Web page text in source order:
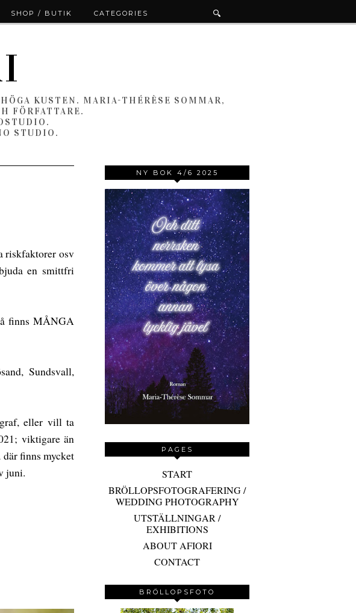
KUSTEN. MARIA-THÉRÈSE SOMMAR,
FÖRFATTARE.
STUDIO.
riskfaktorer osv
en smittfri
finns MÅNGA
Sundsvall,
eller vill ta
viktigare än
finns mycket
juni.
NY BOK 4/6 2025
PAGES
START
BRÖLLOPSFOTOGRAFERING /
WEDDING PHOTOGRAPHY
UTSTÄLLNINGAR /
EXHIBITIONS
ABOUT AFIORI
CONTACT
BRÖLLOPSFOTO
SHOP / BUTIK CATEGORIES